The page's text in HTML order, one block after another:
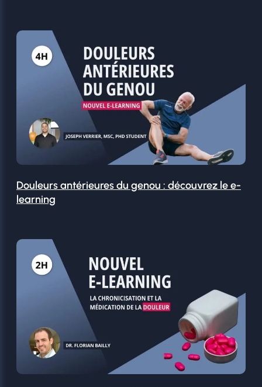
Douleurs antérieures du genou : découvrez le e-
learning